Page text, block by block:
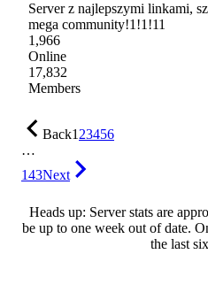
Server z najlepszymi linkami,
mega community!1!1!11
1,966
Online
17,832
Members
Back123456
…
143Next
Heads up: Server stats are
be up to one week out of date.
the last